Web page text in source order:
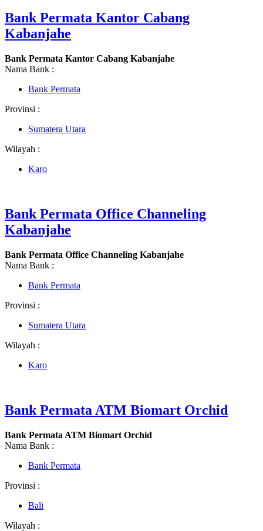
Bank Permata Kantor Cabang
Kabanjahe
Bank Permata Kantor Cabang Kabanjahe
Nama Bank :
Bank Permata
Provinsi :
Sumatera Utara
Wilayah :
Karo
Bank Permata Office Channeling
Kabanjahe
Bank Permata Office Channeling Kabanjahe
Nama Bank :
Bank Permata
Provinsi :
Sumatera Utara
Wilayah :
Karo
Bank Permata ATM Biomart Orchid
Bank Permata ATM Biomart Orchid
Nama Bank :
Bank Permata
Provinsi :
Bali
Wilayah :